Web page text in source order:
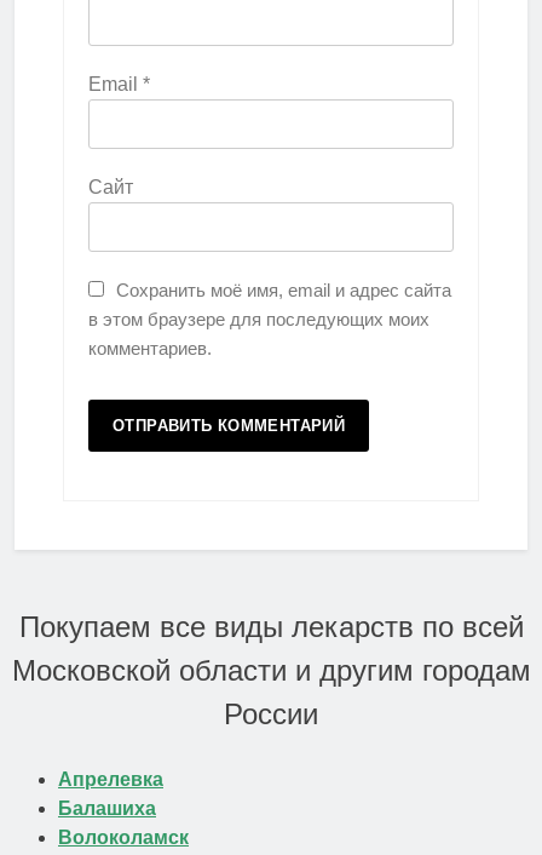
Email *
Сайт
Сохранить моё имя, email и адрес сайта
в этом браузере для последующих моих
комментариев.
Покупаем все виды лекарств по всей
Московской области и другим городам
России
Апрелевка
Балашиха
Волоколамск